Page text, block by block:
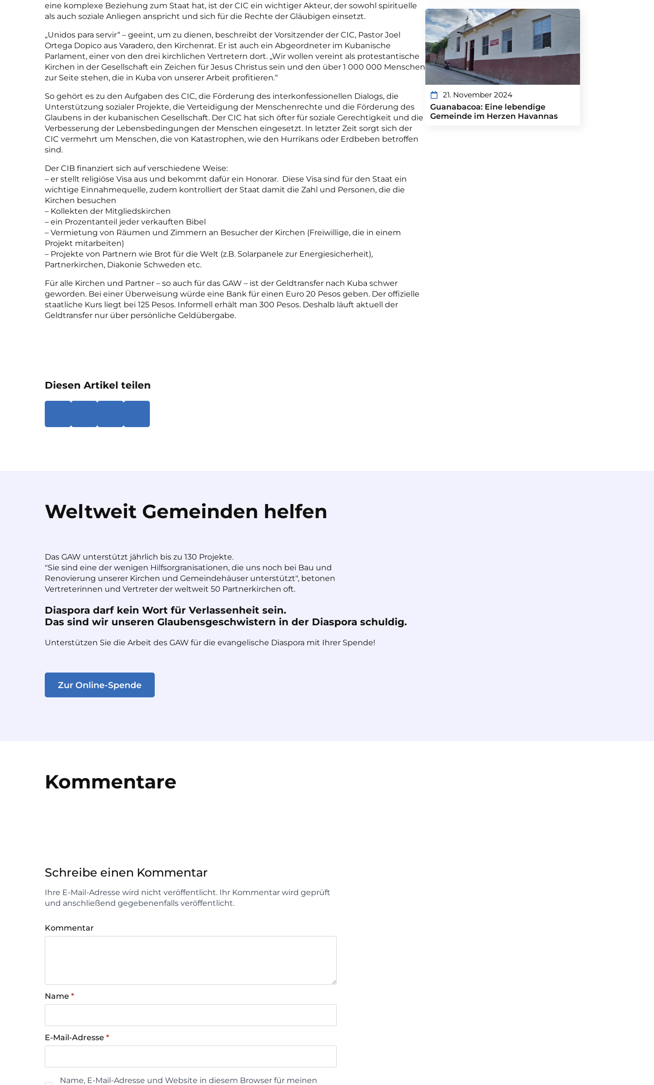
eine komplexe Beziehung zum Staat hat, ist der CIC ein wichtiger Akteur, der sowohl spirituelle
als auch soziale Anliegen anspricht und sich für die Rechte der Gläubigen einsetzt.
„Unidos para servir“ – geeint, um zu dienen, beschreibt der Vorsitzender der CIC, Pastor Joel
Ortega Dopico aus Varadero, den Kirchenrat. Er ist auch ein Abgeordneter im Kubanische
Parlament, einer von den drei kirchlichen Vertretern dort. „Wir wollen vereint als protestantische
Kirchen in der Gesellschaft ein Zeichen für Jesus Christus sein und den über 1 000 000 Menschen
zur Seite stehen, die in Kuba von unserer Arbeit profitieren.“
So gehört es zu den Aufgaben des CIC, die Förderung des interkonfessionellen Dialogs, die
Unterstützung sozialer Projekte, die Verteidigung der Menschenrechte und die Förderung des
Glaubens in der kubanischen Gesellschaft. Der CIC hat sich öfter für soziale Gerechtigkeit und die
Verbesserung der Lebensbedingungen der Menschen eingesetzt. In letzter Zeit sorgt sich der
CIC vermehrt um Menschen, die von Katastrophen, wie den Hurrikans oder Erdbeben betroffen
sind.
Der CIB finanziert sich auf verschiedene Weise:
– er stellt religiöse Visa aus und bekommt dafür ein Honorar. Diese Visa sind für den Staat ein
wichtige Einnahmequelle, zudem kontrolliert der Staat damit die Zahl und Personen, die die
Kirchen besuchen
– Kollekten der Mitgliedskirchen
– ein Prozentanteil jeder verkauften Bibel
– Vermietung von Räumen und Zimmern an Besucher der Kirchen (Freiwillige, die in einem
Projekt mitarbeiten)
– Projekte von Partnern wie Brot für die Welt (z.B. Solarpanele zur Energiesicherheit),
Partnerkirchen, Diakonie Schweden etc.
Für alle Kirchen und Partner – so auch für das GAW – ist der Geldtransfer nach Kuba schwer
geworden. Bei einer Überweisung würde eine Bank für einen Euro 20 Pesos geben. Der offizielle
staatliche Kurs liegt bei 125 Pesos. Informell erhält man 300 Pesos. Deshalb läuft aktuell der
Geldtransfer nur über persönliche Geldübergabe.
Diesen Artikel teilen
21. November 2024
Guanabacoa: Eine lebendige
Gemeinde im Herzen Havannas
Weltweit Gemeinden helfen
Das GAW unterstützt jährlich bis zu 130 Projekte.
"Sie sind eine der wenigen Hilfsorgranisationen, die uns noch bei Bau und
Renovierung unserer Kirchen und Gemeindehäuser unterstützt", betonen
Vertreterinnen und Vertreter der weltweit 50 Partnerkirchen oft.
Diaspora darf kein Wort für Verlassenheit sein.
Das sind wir unseren Glaubensgeschwistern in der Diaspora schuldig.
Unterstützen Sie die Arbeit des GAW für die evangelische Diaspora mit Ihrer Spende!
Zur Online-Spende
Kommentare
Schreibe einen Kommentar
Ihre E-Mail-Adresse wird nicht veröffentlicht. Ihr Kommentar wird geprüft
und anschließend gegebenenfalls veröffentlicht.
Kommentar
Name *
E-Mail-Adresse *
Name, E-Mail-Adresse und Website in diesem Browser für meinen